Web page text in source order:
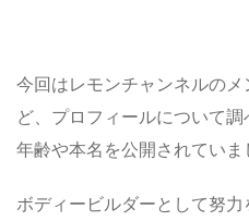
今回はレモンチャンネルの
ど、プロフィールについて
年齢や本名を公開されていま
ボディービルダーとして努